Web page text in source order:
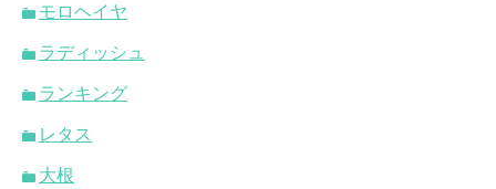
モロヘイヤ
ラディッシュ
ランキング
レタス
大根